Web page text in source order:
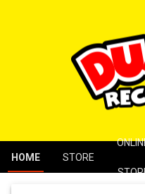
HOME STORE